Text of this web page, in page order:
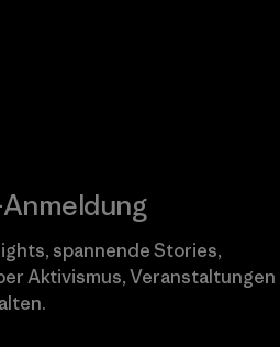
spannende Stories,
Aktivismus, Veranstaltungen